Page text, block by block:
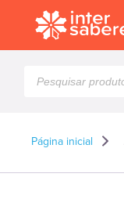
produtos
Página inicial